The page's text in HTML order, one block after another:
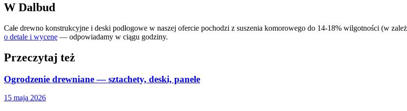
W Dalbud
Całe drewno konstrukcyjne i deski podłogowe w naszej ofercie pochodzi z suszenia komorowego do 14-18% wilgotności (w
o detale i wycenę — odpowiadamy w ciągu godziny.
Przeczytaj też
Ogrodzenie drewniane — sztachety, deski, panele
15 maja 2026